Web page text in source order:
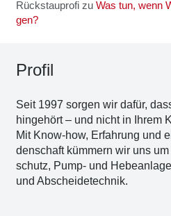
Rückstauprofizu Was tun, wenn
gen?
Pro­fil
Seit 1997 sor­gen wir dafür,
hin­ge­hört – und nicht in Ihrem
Mit Know-how, Erfah­rung und
den­schaft küm­mern wir uns
schutz, Pump- und
und Abschei­de­tech­nik.